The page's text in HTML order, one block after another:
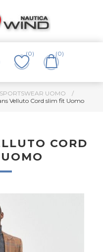
(0) (0)
SPORTSWEAR UOMO
/
Velluto Cord slim fit Uomo
CORD